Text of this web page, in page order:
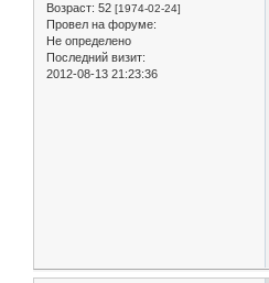
Возраст: 52 [1974-02-24]
Провел на форуме:
Не определено
Последний визит:
2012-08-13 21:23:36